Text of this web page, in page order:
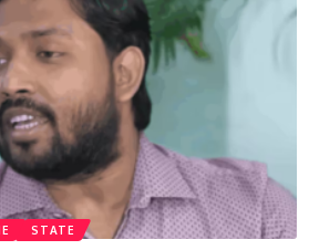
STATE